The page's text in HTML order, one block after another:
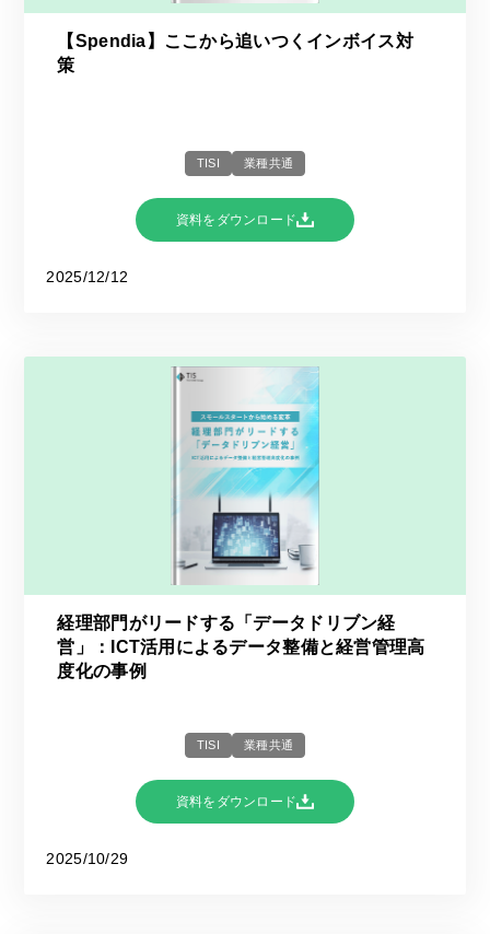
【Spendia】ここから追いつくインボイス対
策
TISI 業種共通
資料をダウンロード
2025/12/12
経理部門がリードする「データドリブン経
営」：ICT活用によるデータ整備と経営管理高
度化の事例
TISI 業種共通
資料をダウンロード
2025/10/29